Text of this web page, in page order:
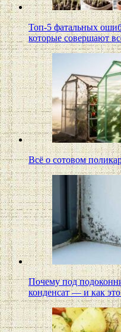
Топ-5 фатальных
которые совершают
Всё о сотовом
Почему под
конденсат — и как это